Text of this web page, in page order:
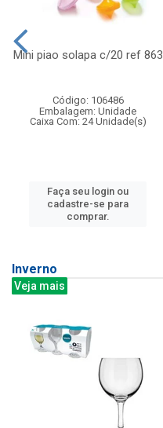
Mini piao solapa c/20 ref 863
Código: 106486
Embalagem: Unidade
Caixa Com: 24 Unidade(s)
Faça seu login ou
cadastre-se para
comprar.
Inverno
Veja mais